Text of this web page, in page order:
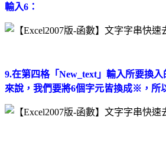
輸入6：
9.在第四格「New_text」輸入所要換
來說，我們要將6個字元皆換成※，所